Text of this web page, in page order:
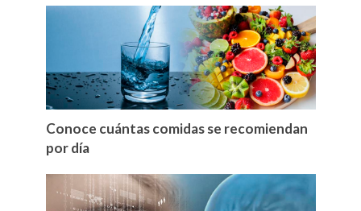
Conoce cuántas comidas se recomiendan
por día